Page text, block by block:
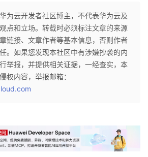
为云开发者社区博主，不代表华为云及
点和立场。转载时必须标注文章的来源
链接、文章作者等基本信息，否则作者
。如果您发现本社区中有涉嫌抄袭的内
举报，并提供相关证据，一经查实，本
权内容，举报邮箱：